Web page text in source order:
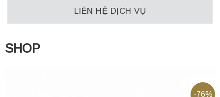
LIÊN HỆ DỊCH VỤ
SHOP
-76%